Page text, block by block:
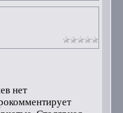
нет